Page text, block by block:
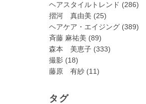
ヘアスタイルトレンド (286)
摺河 真由美 (25)
ヘアケア・エイジング (389)
斉藤 麻祐美 (89)
森本 美恵子 (333)
撮影 (18)
藤原 有紗 (11)
タグ